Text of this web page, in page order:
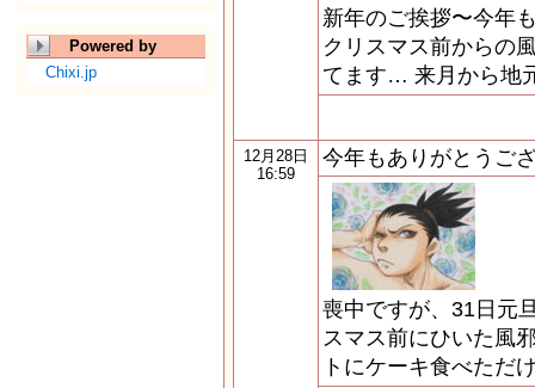
Powered by
Chixi.jp
新年のご挨拶〜今年
クリスマス前からの
てます… 来月から地
12月28日
16:59
今年もありがとうご
喪中ですが、31日元
スマス前にひいた風
トにケーキ食べただ